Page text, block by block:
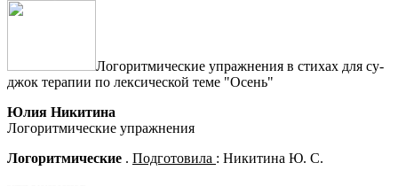
Логоритмические упражнения в стихах для су-
джок терапии по лексической теме "Осень"
Юлия Никитина
Логоритмические упражнения
Логоритмические . Подготовила : Никитина Ю. С.